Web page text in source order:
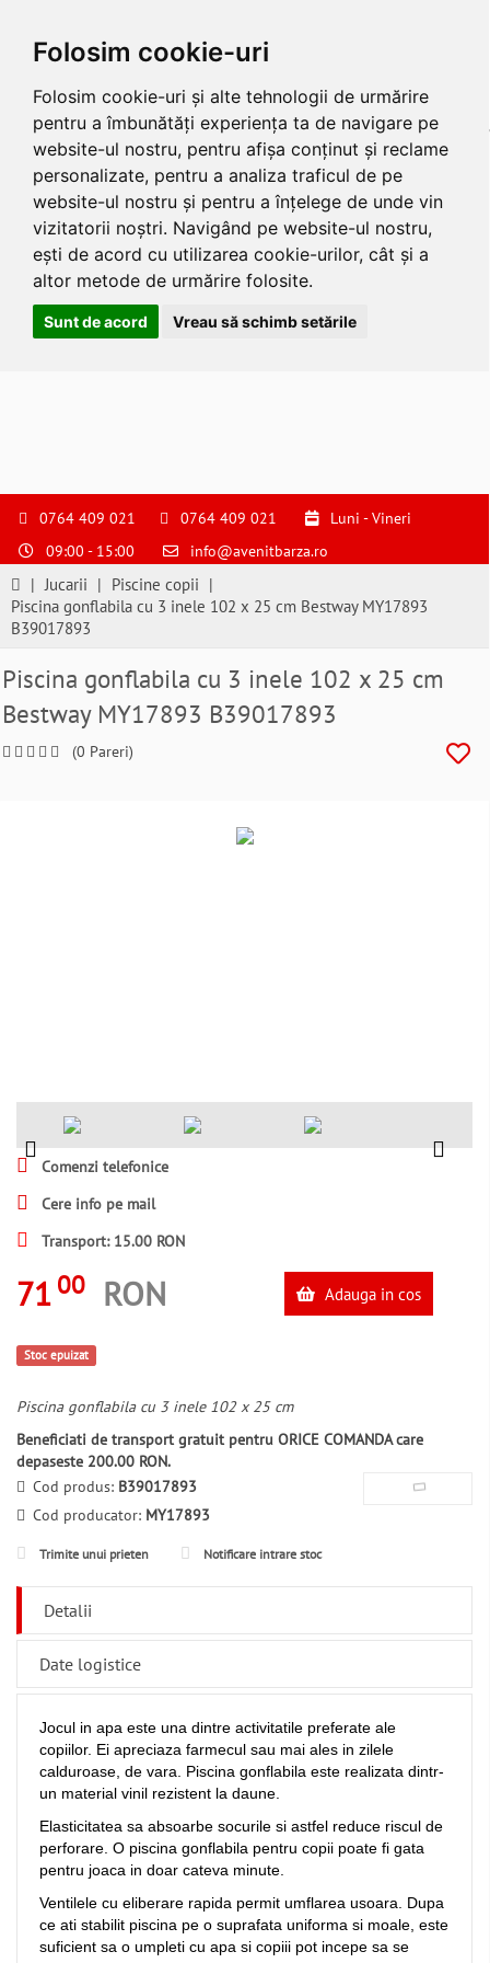
Folosim cookie-uri
Folosim cookie-uri și alte tehnologii de urmărire
pentru a îmbunătăți experiența ta de navigare pe
website-ul nostru, pentru afișa conținut și reclame
personalizate, pentru a analiza traficul de pe
website-ul nostru și pentru a înțelege de unde vin
vizitatorii noștri. Navigând pe website-ul nostru,
ești de acord cu utilizarea cookie-urilor, cât și a
altor metode de urmărire folosite.
Sunt de acord Vreau să schimb setările
S
pentru
suna
0764409021
a
comanda
telefonic
0764 409 021 0764 409 021
Luni - Vineri
09:00 - 15:00
info@avenitbarza.ro
| Jucarii | Piscine copii |
Piscina gonflabila cu 3 inele 102 x 25 cm Bestway MY17893
B39017893
Piscina gonflabila cu 3 inele 102 x 25 cm
Bestway MY17893 B39017893
(0 Pareri)
Comenzi telefonice
Cere info pe mail
Transport: 15.00 RON
71 00 RON Adauga in cos
Stoc epuizat
Piscina gonflabila cu 3 inele 102 x 25 cm
Beneficiati de transport gratuit pentru ORICE COMANDA care
depaseste 200.00 RON.
Cod produs: B39017893
Cod producator: MY17893
Trimite unui prieten Notificare intrare stoc
Detalii
Date logistice
Jocul in apa este una dintre activitatile preferate ale
copiilor. Ei apreciaza farmecul sau mai ales in zilele
calduroase, de vara. Piscina gonflabila este realizata dintr-
un material vinil rezistent la daune.
Elasticitatea sa absoarbe socurile si astfel reduce riscul de
perforare. O piscina gonflabila pentru copii poate fi gata
pentru joaca in doar cateva minute.
Ventilele cu eliberare rapida permit umflarea usoara. Dupa
ce ati stabilit piscina pe o suprafata uniforma si moale, este
suficient sa o umpleti cu apa si copiii pot incepe sa se